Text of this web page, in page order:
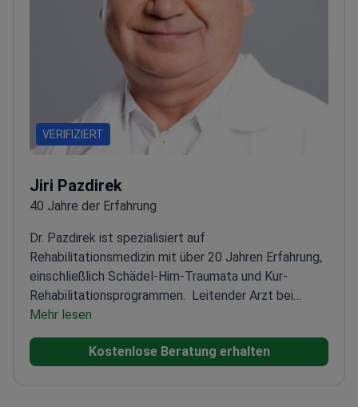
VERIFIZIERT
Jiri Pazdirek
40 Jahre der Erfahrung
Dr. Pazdirek ist spezialisiert auf
Rehabilitationsmedizin mit über 20 Jahren Erfahrung,
einschließlich Schädel-Hirn-Traumata und Kur-
Rehabilitationsprogrammen.
Leitender Arzt bei
Fysiomed Yalova und Berater an der Prince Sultan Bin
'Practice Based on TBI Rehabilitation
Physikalische MedizinUmfangreiche Erfahrung in
Mehr lesen
Kostenlose Beratung erhalten